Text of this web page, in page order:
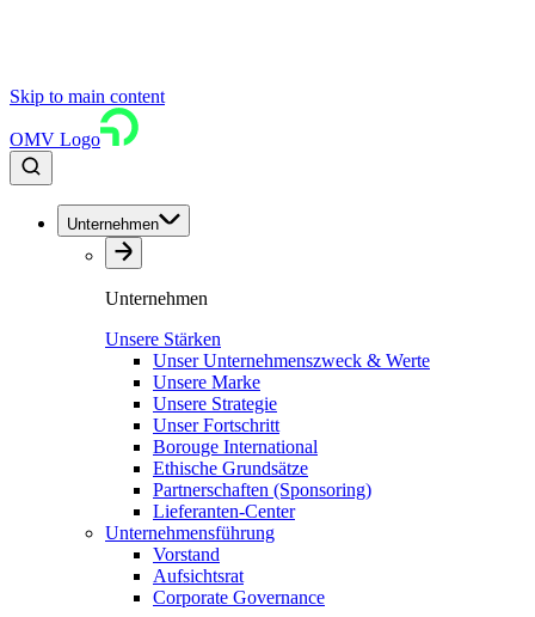
Skip to main content
OMV Logo
Unternehmen
Unternehmen
Unsere Stärken
Unser Unternehmenszweck & Werte
Unsere Marke
Unsere Strategie
Unser Fortschritt
Borouge International
Ethische Grundsätze
Partnerschaften (Sponsoring)
Lieferanten-Center
Unternehmensführung
Vorstand
Aufsichtsrat
Corporate Governance